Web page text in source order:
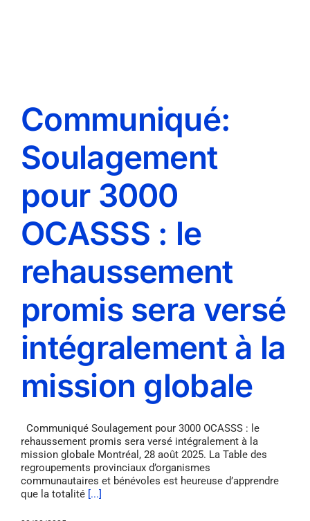
Communiqué:
Soulagement
pour 3000
OCASSS : le
rehaussement
promis sera versé
intégralement à la
mission globale
Communiqué Soulagement pour 3000 OCASSS : le
rehaussement promis sera versé intégralement à la
mission globale Montréal, 28 août 2025. La Table des
regroupements provinciaux d’organismes
communautaires et bénévoles est heureuse d’apprendre
que la totalité [...]